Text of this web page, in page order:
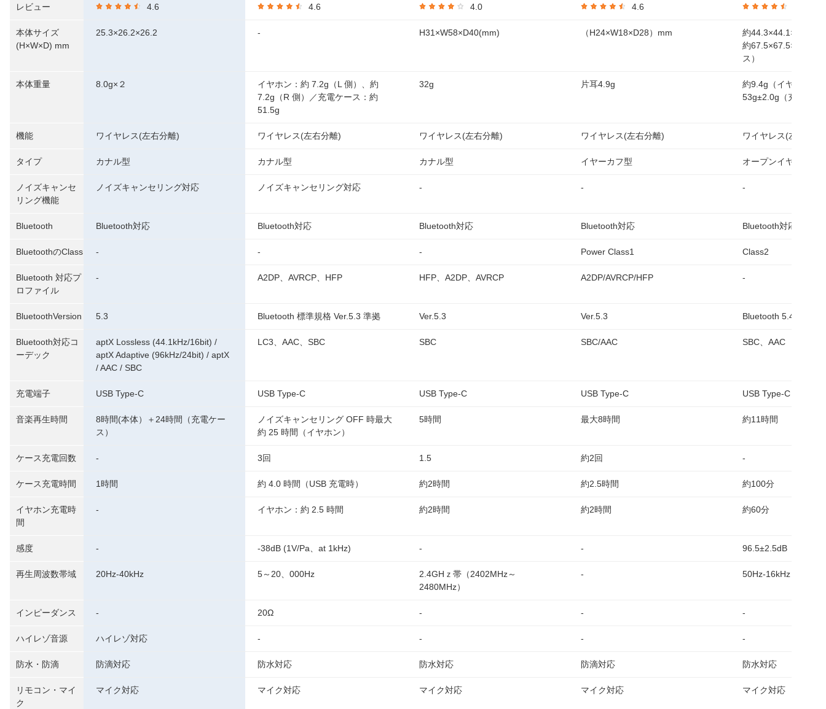
レビュー
本体サイズ
(H×W×D) mm
本体重量
機能
タイプ
ノイズキャンセ
リング機能
Bluetooth
BluetoothのClass
Bluetooth 対応プ
ロファイル
BluetoothVersion
Bluetooth対応コ
ーデック
充電端子
音楽再生時間
ケース充電回数
ケース充電時間
イヤホン充電時
間
感度
再生周波数帯域
インピーダンス
ハイレゾ音源
防水・防滴
リモコン・マイ
ク
4.6
25.3×26.2×26.2
8.0g×２
ワイヤレス(左右分離)
カナル型
ノイズキャンセリング対応
Bluetooth対応
-
-
5.3
aptX Lossless (44.1kHz/16bit) /
aptX Adaptive (96kHz/24bit) / aptX
/ AAC / SBC
USB Type-C
8時間(本体）＋24時間（充電ケー
ス）
-
1時間
-
-
20Hz-40kHz
-
ハイレゾ対応
防滴対応
マイク対応
4.6
-
イヤホン：約 7.2g（L 側）、約
7.2g（R 側）／充電ケース：約
51.5g
ワイヤレス(左右分離)
カナル型
ノイズキャンセリング対応
Bluetooth対応
-
A2DP、AVRCP、HFP
Bluetooth 標準規格 Ver.5.3 準拠
LC3、AAC、SBC
USB Type-C
ノイズキャンセリング OFF 時最大
約 25 時間（イヤホン）
3回
約 4.0 時間（USB 充電時）
イヤホン：約 2.5 時間
-38dB (1V/Pa、at 1kHz)
5～20、000Hz
20Ω
-
防水対応
マイク対応
4.0
H31×W58×D40(mm)
32g
ワイヤレス(左右分離)
カナル型
-
Bluetooth対応
-
HFP、A2DP、AVRCP
Ver.5.3
SBC
USB Type-C
5時間
1.5
約2時間
約2時間
-
2.4GHｚ帯（2402MHz～
2480MHz）
-
-
防水対応
マイク対応
4.6
（H24×W18×D28）mm
片耳4.9g
ワイヤレス(左右分離)
イヤーカフ型
-
Bluetooth対応
Power Class1
A2DP/AVRCP/HFP
Ver.5.3
SBC/AAC
USB Type-C
最大8時間
約2回
約2.5時間
約2時間
-
-
-
-
防滴対応
マイク対応
約
約
ス）
約9.4g（イヤホン片
53g±2.0g（充電ケー
ワイヤレス(左右分離)
オープンイヤー型
-
Bluetooth対応
Class2
-
Bluetooth 5.4
SBC、AAC
USB Type-C
約11時間
-
約100分
約60分
96.5±2.5dB
50Hz-16kHz
-
-
防水対応
マイク対応